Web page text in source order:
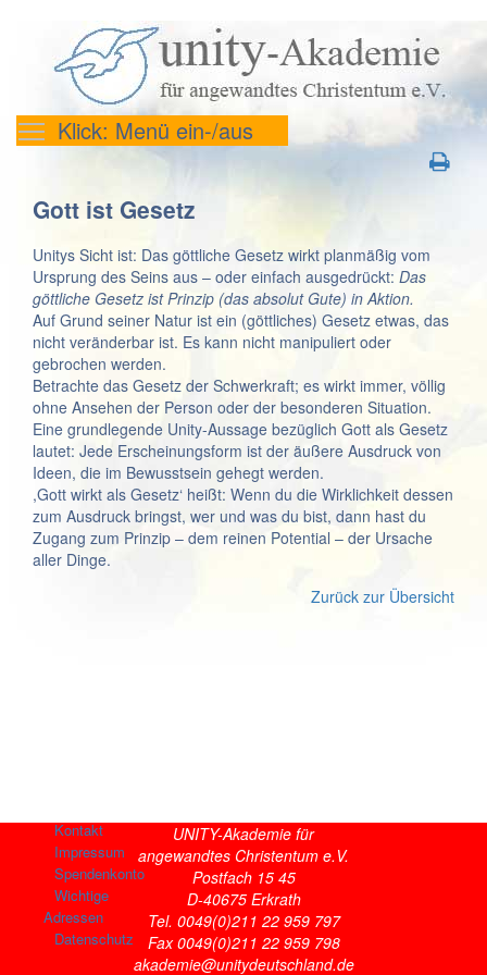
UNITY-Akademie für
angewandtes Christentum e.V.
Postfach 15 45
D-40675 Erkrath
Tel. 0049(0)211 22 959 797
Fax 0049(0)211 22 959 798
akademie@unitydeutschland.de
Kontakt
Impressum
Spendenkonto
Wichtige
Adressen
Datenschutz
Klick: Menü ein-/aus
Gott ist Gesetz
Unitys Sicht ist: Das göttliche Gesetz wirkt planmäßig vom
Ursprung des Seins aus – oder einfach ausgedrückt: Das
göttliche Gesetz ist Prinzip (das absolut Gute) in Aktion.
Auf Grund seiner Natur ist ein (göttliches) Gesetz etwas, das
nicht veränderbar ist. Es kann nicht manipuliert oder
gebrochen werden.
Betrachte das Gesetz der Schwerkraft; es wirkt immer, völlig
ohne Ansehen der Person oder der besonderen Situation.
Eine grundlegende Unity-Aussage bezüglich Gott als Gesetz
lautet: Jede Erscheinungsform ist der äußere Ausdruck von
Ideen, die im Bewusstsein gehegt werden.
,Gott wirkt als Gesetz‘ heißt: Wenn du die Wirklichkeit dessen
zum Ausdruck bringst, wer und was du bist, dann hast du
Zugang zum Prinzip – dem reinen Potential – der Ursache
aller Dinge.
Zurück zur Übersicht